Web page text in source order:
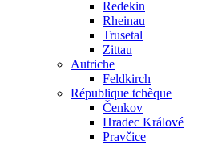
Redekin
Rheinau
Trusetal
Zittau
Autriche
Feldkirch
République tchèque
Čenkov
Hradec Králové
Pravčice